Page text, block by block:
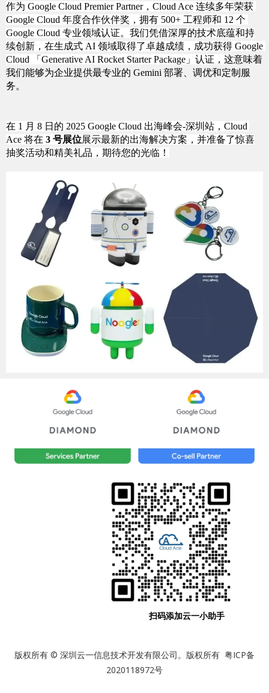
作为 Google Cloud Premier Partner，Cloud Ace 连续多年荣获
Google Cloud 年度合作伙伴奖，拥有 500+ 工程师和 12 个
Google Cloud 专业领域认证。我们凭借深厚的技术底蕴和持
续创新，在生成式 AI 领域取得了卓越成绩，成功获得 Google
Cloud 「Generative AI Rocket Starter Package」认证， 这意味着
我们能够为企业提供最专业的 Gemini 部署、调优和定制服
务。
在 1 月 8 日的 2025 Google Cloud 出海峰会-深圳站，Cloud
Ace 将在 3 号展位展示最新的出海解决方案，并准备了惊喜
抽奖活动和精美礼品，期待您的光临！
扫码添加云一小助手
版权所有 © 深圳云一信息技术开发有限公司。版权所有 粤ICP备
2020118972号